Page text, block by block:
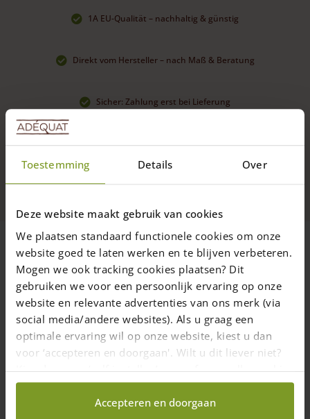
Toestemming Details Over
Deze website maakt gebruik van cookies
We plaatsen standaard functionele cookies om onze
website goed te laten werken en te blijven verbeteren.
Mogen we ook tracking cookies plaatsen? Dit
gebruiken we voor een persoonlijk ervaring op onze
website en relevante advertenties van ons merk (via
social media/andere websites). Als u graag een
optimale ervaring wil op onze website, kiest u dan
voor ‘accepteren en doorgaan'. Wilt u dit liever niet?
Kies dan voor ‘zelf instellen’ en geef aan welke cookies
wij wel mogen verzamelen.
Accepteren en doorgaan
Optionen
Produktseite
gewählt
werden
1A EU-Qualität – nachhaltig & günstig
Direkt vom Hersteller – nach Maß & Beratung
Sicher: Zahlung erst bei Lieferung
LKW-Lieferung in DE nur 90€
9.7
Wofür werden 600 cm lange
Holzpfähle verwendet?
Holzpfähle in 600 cm Länge können für verschiedene Zwecke
verwendet werden, je nach Anforderungen und örtlichen
Gegebenheiten. Hier sind einige Verwendungszwecke
aufgeführt:
werden auf vielfältige Weise im Garten- und Landschaftsbau
Rankgittern und anderen vertikalen Konstruktionen